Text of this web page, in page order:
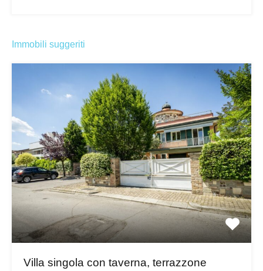
Immobili suggeriti
Villa singola con taverna, terrazzone